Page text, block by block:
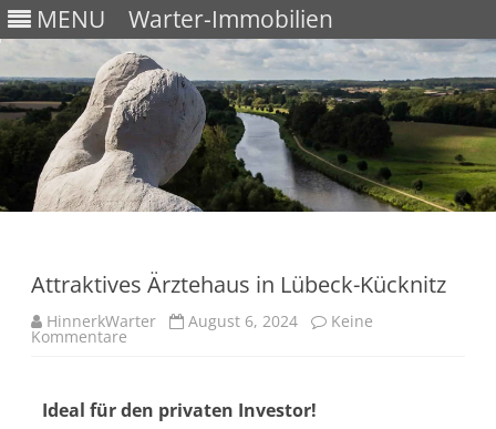
MENU Warter-Immobilien
Attraktives Ärztehaus in Lübeck-Kücknitz
HinnerkWarter August 6, 2024 Keine
Kommentare
Ideal für den privaten Investor!